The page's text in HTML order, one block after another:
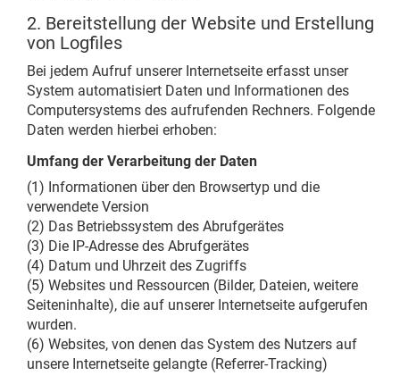
2. Bereitstellung der Website und Erstellung
von Logfiles
Bei jedem Aufruf unserer Internetseite erfasst unser
System automatisiert Daten und Informationen des
Computersystems des aufrufenden Rechners. Folgende
Daten werden hierbei erhoben:
Umfang der Verarbeitung der Daten
(1) Informationen über den Browsertyp und die
verwendete Version
(2) Das Betriebssystem des Abrufgerätes
(3) Die IP-Adresse des Abrufgerätes
(4) Datum und Uhrzeit des Zugriffs
(5) Websites und Ressourcen (Bilder, Dateien, weitere
Seiteninhalte), die auf unserer Internetseite aufgerufen
wurden.
(6) Websites, von denen das System des Nutzers auf
unsere Internetseite gelangte (Referrer-Tracking)